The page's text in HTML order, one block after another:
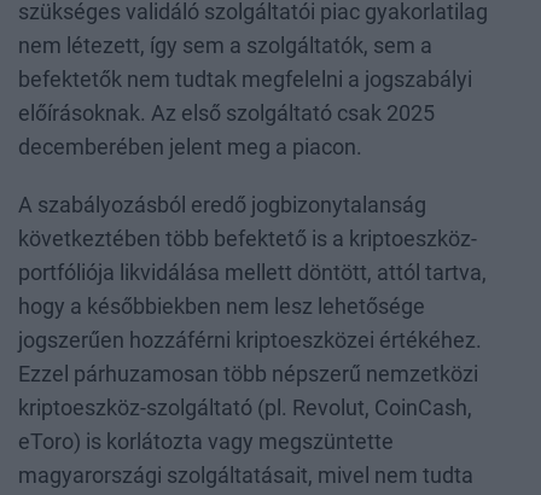
szükséges validáló szolgáltatói piac gyakorlatilag
nem létezett, így sem a szolgáltatók, sem a
befektetők nem tudtak megfelelni a jogszabályi
előírásoknak. Az első szolgáltató csak 2025
decemberében jelent meg a piacon.
A szabályozásból eredő jogbizonytalanság
következtében több befektető is a kriptoeszköz-
portfóliója likvidálása mellett döntött, attól tartva,
hogy a későbbiekben nem lesz lehetősége
jogszerűen hozzáférni kriptoeszközei értékéhez.
Ezzel párhuzamosan több népszerű nemzetközi
kriptoeszköz-szolgáltató (pl. Revolut, CoinCash,
eToro) is korlátozta vagy megszüntette
magyarországi szolgáltatásait, mivel nem tudta